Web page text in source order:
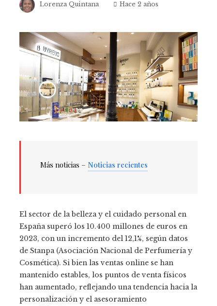
Lorenza Quintana Hace 2 años
Más noticias – Noticias recientes
El sector de la belleza y el cuidado personal en
España superó los 10.400 millones de euros en
2023, con un incremento del 12,1%, según datos
de Stanpa (Asociación Nacional de Perfumería y
Cosmética). Si bien las ventas online se han
mantenido estables, los puntos de venta físicos
han aumentado, reflejando una tendencia hacia la
personalización y el asesoramiento